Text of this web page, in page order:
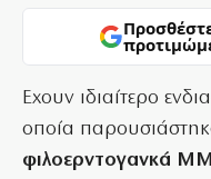
Εχουν ιδιαίτερο
οποία
φιλοερντογανκά